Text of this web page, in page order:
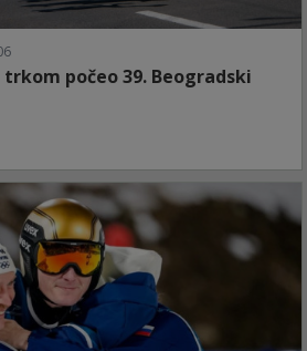
počeo 39. Beogradski